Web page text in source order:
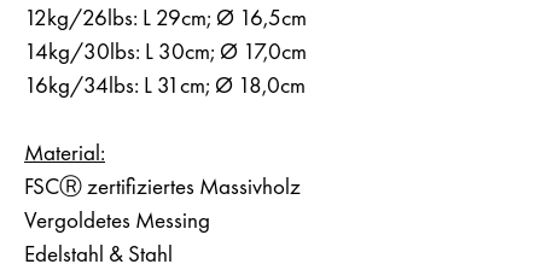
12kg/26lbs: L 29cm; Ø 16,5cm
14kg/30lbs: L 30cm; Ø 17,0cm
16kg/34lbs: L 31cm; Ø 18,0cm
Material:
FSCⓇ zertifiziertes Massivholz
Vergoldetes Messing
Edelstahl & Stahl